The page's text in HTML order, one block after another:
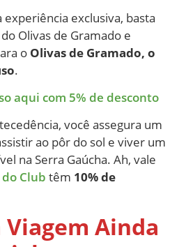
experiência exclusiva, basta
Olivas de Gramado e
o Olivas de Gramado, o
.
aqui com 5% de desconto
você assegura um
ao pôr do sol e viver um
na Serra Gaúcha. Ah, vale
Club têm 10% de
Ainda